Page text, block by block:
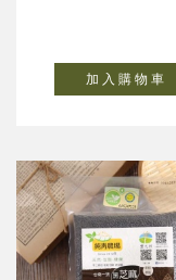
加 入 購 物 車